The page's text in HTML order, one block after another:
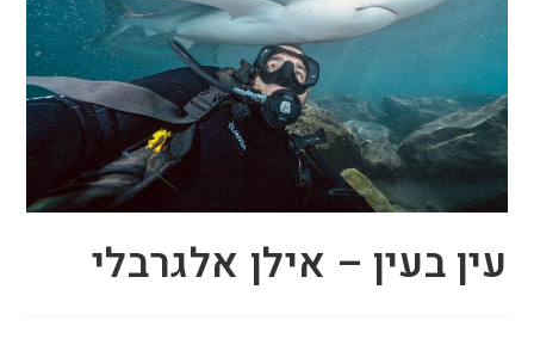
עין בעין – אילן אלגרבלי